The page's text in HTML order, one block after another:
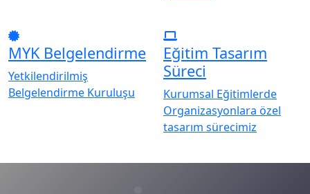
MYK Belgelendirme
Yetkilendirilmiş
Belgelendirme Kuruluşu
Eğitim Tasarım
Süreci
Kurumsal Eğitimlerde
Organizasyonlara özel
tasarım sürecimiz